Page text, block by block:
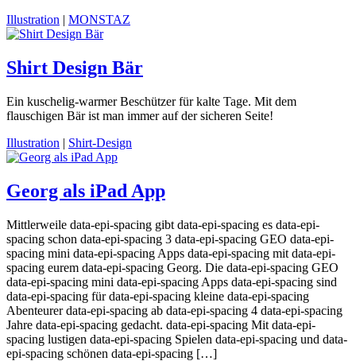
Illustration | MONSTAZ
Shirt Design Bär
Ein kuschelig-warmer Beschützer für kalte Tage. Mit dem
flauschigen Bär ist man immer auf der sicheren Seite!
Illustration | Shirt-Design
Georg als iPad App
Mittlerweile data-epi-spacing gibt data-epi-spacing es data-epi-
spacing schon data-epi-spacing 3 data-epi-spacing GEO data-epi-
spacing mini data-epi-spacing Apps data-epi-spacing mit data-epi-
spacing eurem data-epi-spacing Georg. Die data-epi-spacing GEO
data-epi-spacing mini data-epi-spacing Apps data-epi-spacing sind
data-epi-spacing für data-epi-spacing kleine data-epi-spacing
Abenteurer data-epi-spacing ab data-epi-spacing 4 data-epi-spacing
Jahre data-epi-spacing gedacht. data-epi-spacing Mit data-epi-
spacing lustigen data-epi-spacing Spielen data-epi-spacing und data-
epi-spacing schönen data-epi-spacing […]